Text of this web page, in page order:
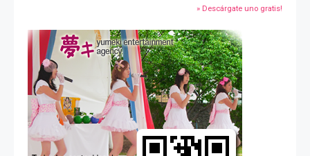
» Descárgate uno gratis!